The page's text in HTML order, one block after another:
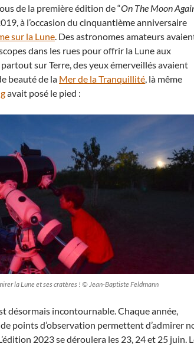
de la première édition de “On The Moon
à l’occasion du cinquantième anniversaire
sur la Lune. Des astronomes amateurs
dans les rues pour offrir la Lune aux
sur Terre, des yeux émerveillés avaient
beauté de la Mer de la Tranquillité, là même
avait posé le pied :
la Lune et ses cratères ! © Jean-Baptiste Feldmann
désormais incontournable. Chaque année,
points d’observation permettent d’admirer
2023 se déroulera les 23, 24 et 25 juin.